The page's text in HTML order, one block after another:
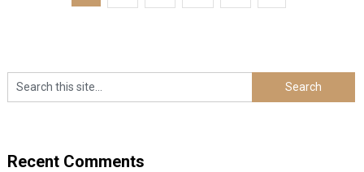
Recent Comments